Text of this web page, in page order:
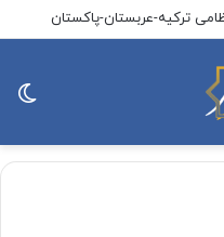
ترکیه-عربستان-پاکستان